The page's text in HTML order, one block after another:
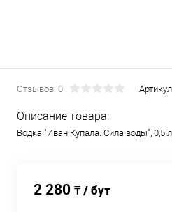
Отзывов: 0
Описание товара:
Водка "Иван Купала. Сила воды", 0,5
2 280 ₸ / бут